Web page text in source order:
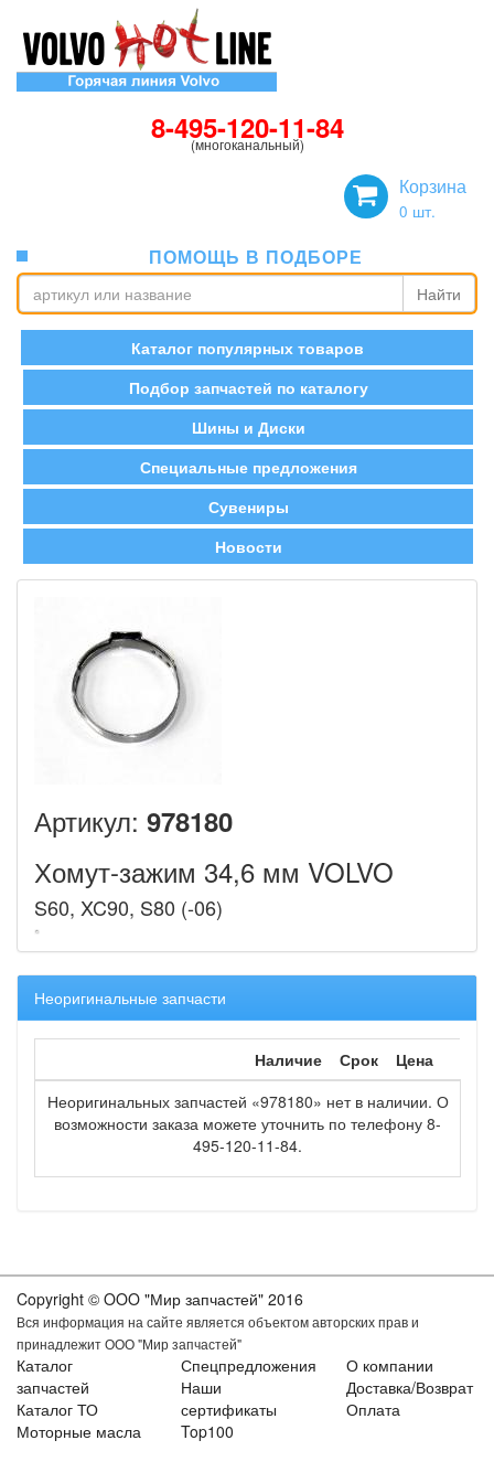
8-495-120-11-84
(многоканальный)
Корзина
0 шт.
ПОМОЩЬ В ПОДБОРЕ
Найти
Каталог популярных товаров
Подбор запчастей по каталогу
Шины и Диски
Специальные предложения
Сувениры
Новости
Артикул: 978180
Хомут-зажим 34,6 мм VOLVO
S60, XC90, S80 (-06)
Неоригинальные запчасти
Наличие Срок
Цена
Неоригинальных запчастей «978180» нет в наличии. О
возможности заказа можете уточнить по телефону 8-
495-120-11-84.
Copyright © OOO "Мир запчастей" 2016
Вся информация на сайте является объектом авторских прав и
принадлежит ООО "Мир запчастей"
Каталог
запчастей
Каталог ТО
Моторные масла
Спецпредложения
Наши
сертификаты
Top100
О компании
Доставка/Возврат
Оплата